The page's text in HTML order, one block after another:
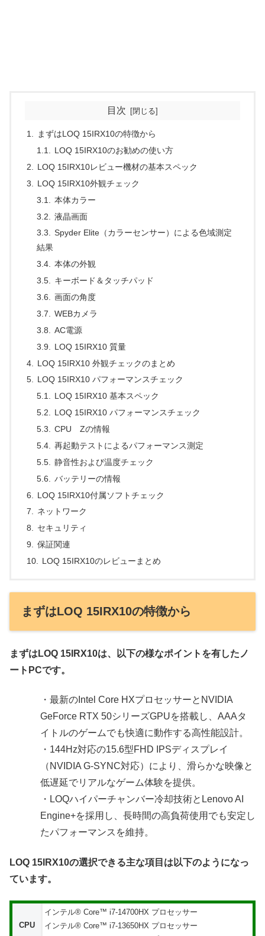
目次
まずはLOQ 15IRX10の特徴から
LOQ 15IRX10のお勧めの使い方
LOQ 15IRX10レビュー機材の基本スペック
LOQ 15IRX10外観チェック
本体カラー
液晶画面
Spyder Elite（カラーセンサー）による色域測定
結果
本体の外観
キーボード＆タッチパッド
画面の角度
WEBカメラ
AC電源
LOQ 15IRX10 質量
LOQ 15IRX10 外観チェックのまとめ
LOQ 15IRX10 パフォーマンスチェック
LOQ 15IRX10 基本スペック
LOQ 15IRX10 パフォーマンスチェック
CPU Zの情報
再起動テストによるパフォーマンス測定
静音性および温度チェック
バッテリーの情報
LOQ 15IRX10付属ソフトチェック
ネットワーク
セキュリティ
保証関連
LOQ 15IRX10のレビューまとめ
まずはLOQ 15IRX10の特徴から
まずはLOQ 15IRX10は、以下の様なポイントを有したノ
ートPCです。
・最新のIntel Core HXプロセッサーとNVIDIA
GeForce RTX 50シリーズGPUを搭載し、AAAタ
イトルのゲームでも快適に動作する高性能設計。
・144Hz対応の15.6型FHD IPSディスプレイ
（NVIDIA G-SYNC対応）により、滑らかな映像と
低遅延でリアルなゲーム体験を提供。
・LOQハイパーチャンバー冷却技術とLenovo AI
Engine+を採用し、長時間の高負荷使用でも安定し
たパフォーマンスを維持。
LOQ 15IRX10の選択できる主な項目は以下のようになっ
ています。
CPU
インテル® Core™ i7-14700HX プロセッサー
インテル® Core™ i7-13650HX プロセッサー